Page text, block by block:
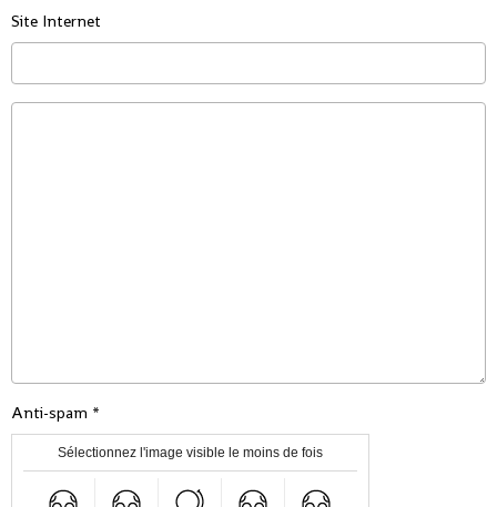
Site Internet
Anti-spam
Sélectionnez l'image visible le moins de fois